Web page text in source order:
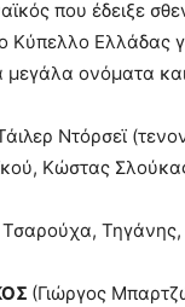
που έδειξε
Κύπελλο Ελλάδας
μεγάλα ονόματα
Ντόρσεϊ
Κώστας
Τσαρούχα,
(Γιώργος